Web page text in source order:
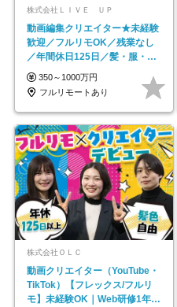
株式会社ＬＩＶＥ ＵＰ
動画編集クリエイター★未経験
歓迎／フルリモOK／残業なし
／年間休日125日／髪・服・ネ
イル自由／研修充実で安心
350～1000万円
フルリモートあり
株式会社ＯＬＣ
動画クリエイター（YouTube・
TikTok）【フレックス/フルリ
モ】未経験OK｜Web研修1年間